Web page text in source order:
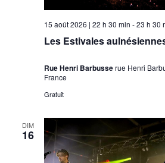
Les Estivales
15 août 2026 | 22 h 30 min -23 h 30
Rue Henri Barbusserue Henri
France
Gratuit
DIM
16